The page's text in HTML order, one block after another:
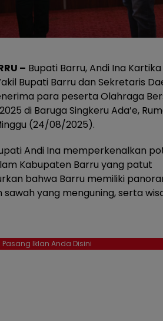
– Bupati Barru, Andi Ina Kartika
Bupati Barru dan Sekretaris
para peserta Olahraga
di Baruga Singkeru Ada’e,
(24/08/2025).
Andi Ina memperkenalkan
Kabupaten Barru yang patut
bahwa Barru memiliki
yang menguning, serta
Pasang Iklan Anda Disini